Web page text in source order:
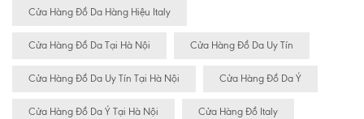
Cửa Hàng Đồ Da Hàng Hiệu Italy
Cửa Hàng Đồ Da Tại Hà Nội Cửa Hàng Đồ Da Uy Tín
Cửa Hàng Đồ Da Uy Tín Tại Hà Nội Cửa Hàng Đồ Da Ý
Cửa Hàng Đồ Da Ý Tại Hà Nội Cửa Hàng Đồ Italy